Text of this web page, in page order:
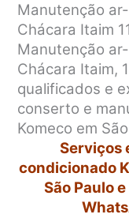
Manutenção
Chácara Itaim
Manutenção
Chácara Itaim,
qualificados e
conserto e
Komeco em
Serviços
condicionado
São Paulo